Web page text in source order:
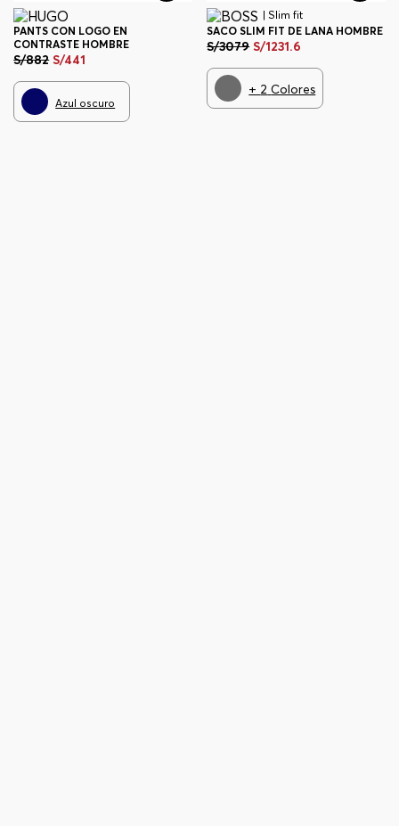
PANTS CON LOGO EN
CONTRASTE HOMBRE
S/882 S/441
Azul oscuro
| Slim fit
SACO SLIM FIT DE LANA HOMBRE
S/3079 S/1231.6
+ 2 Colores